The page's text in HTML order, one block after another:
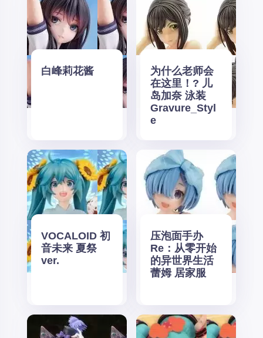
白峰莉花酱
为什么老师会
在这里！? 儿
岛加奈 泳装
Gravure_Styl
e
VOCALOID 初
音未来 夏祭
ver.
压泡面手办
Re：从零开始
的异世界生活
蕾姆 居家服